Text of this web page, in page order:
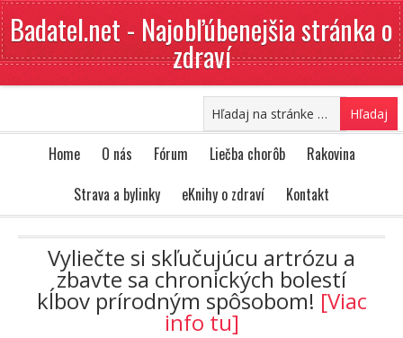
Badatel.net - Najobľúbenejšia stránka o
zdraví
Home O nás Fórum Liečba chorôb
Rakovina
Strava a bylinky
eKnihy o zdraví Kontakt
Vyliečte si skľučujúcu artrózu a
zbavte sa chronických bolestí
kĺbov prírodným spôsobom! [Viac
info tu]